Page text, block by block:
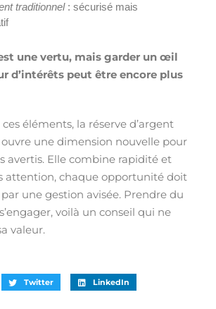
traditionnel: sécurisé mais
une vertu, mais garder un œil
d’intérêts peut être encore plus
éléments, la réserve d’argent
une dimension nouvelle pour
avertis. Elle combine rapidité et
attention, chaque opportunité doit
une gestion avisée. Prendre du
voilà un conseil qui ne
valeur.
Twitter LinkedIn